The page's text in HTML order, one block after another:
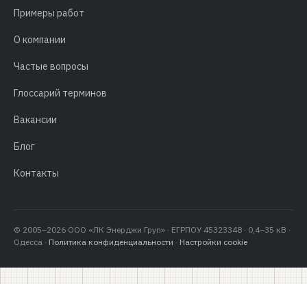
Примеры работ
О компании
Частые вопросы
Глоссарий терминов
Вакансии
Блог
Контакты
© 2005–2026 ООО «ЛК Энерджи Груп» · ЕГРПОУ 45323348 · 0,4–35 кВ ·
Одесса · Политика конфиденциальности · Настройки cookie